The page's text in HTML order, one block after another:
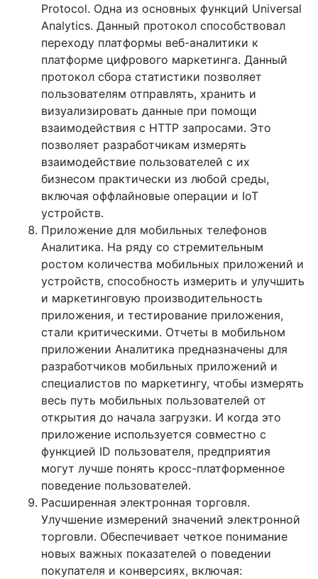
Protocol. Одна из основных функций Universal
Analytics. Данный протокол способствовал
переходу платформы веб-аналитики к
платформе цифрового маркетинга. Данный
протокол сбора статистики позволяет
пользователям отправлять, хранить и
визуализировать данные при помощи
взаимодействия с HTTP запросами. Это
позволяет разработчикам измерять
взаимодействие пользователей с их
бизнесом практически из любой среды,
включая оффлайновые операции и IoT
устройств.
Приложение для мобильных телефонов
Аналитика. На ряду со стремительным
ростом количества мобильных приложений и
устройств, способность измерить и улучшить
и маркетинговую производительность
приложения, и тестирование приложения,
стали критическими. Отчеты в мобильном
приложении Аналитика предназначены для
разработчиков мобильных приложений и
специалистов по маркетингу, чтобы измерять
весь путь мобильных пользователей от
открытия до начала загрузки. И когда это
приложение используется совместно с
функцией ID пользователя, предприятия
могут лучше понять кросс-платформенное
поведение пользователей.
Расширенная электронная торговля.
Улучшение измерений значений электронной
торговли. Обеспечивает четкое понимание
новых важных показателей о поведении
покупателя и конверсиях, включая: